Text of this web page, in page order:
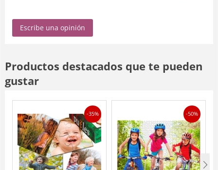
Escribe una opinión
Productos destacados que te pueden
gustar
-35% -50%